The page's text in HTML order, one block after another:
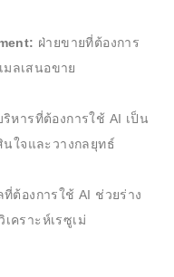
ฝ่ายขายที่ต้องการ
มลเสนอขาย
ริหารที่ต้องการใช้ AI เป็น
ใจและวางกลยุทธ์
ต้องการใช้ AI ช่วยร่าง
คราะห์เรซูเม่